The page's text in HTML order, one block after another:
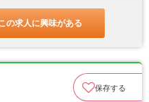
の求人に興味がある
保存する